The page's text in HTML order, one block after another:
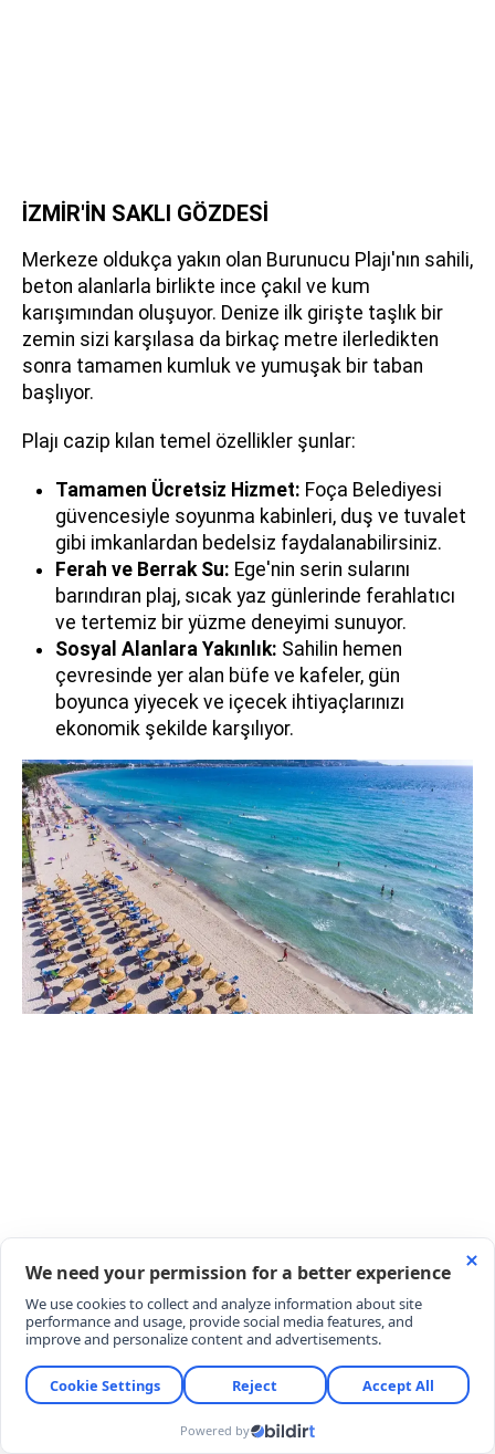
İZMİR'İN SAKLI GÖZDESİ
Merkeze oldukça yakın olan Burunucu Plajı'nın sahili,
beton alanlarla birlikte ince çakıl ve kum
karışımından oluşuyor. Denize ilk girişte taşlık bir
zemin sizi karşılasa da birkaç metre ilerledikten
sonra tamamen kumluk ve yumuşak bir taban
başlıyor.
Plajı cazip kılan temel özellikler şunlar:
Tamamen Ücretsiz Hizmet: Foça Belediyesi
güvencesiyle soyunma kabinleri, duş ve tuvalet
gibi imkanlardan bedelsiz faydalanabilirsiniz.
Ferah ve Berrak Su: Ege'nin serin sularını
barındıran plaj, sıcak yaz günlerinde ferahlatıcı
ve tertemiz bir yüzme deneyimi sunuyor.
Sosyal Alanlara Yakınlık: Sahilin hemen
çevresinde yer alan büfe ve kafeler, gün
boyunca yiyecek ve içecek ihtiyaçlarınızı
ekonomik şekilde karşılıyor.
BURUNUCU PLAJINA NASIL GİDİLİR?